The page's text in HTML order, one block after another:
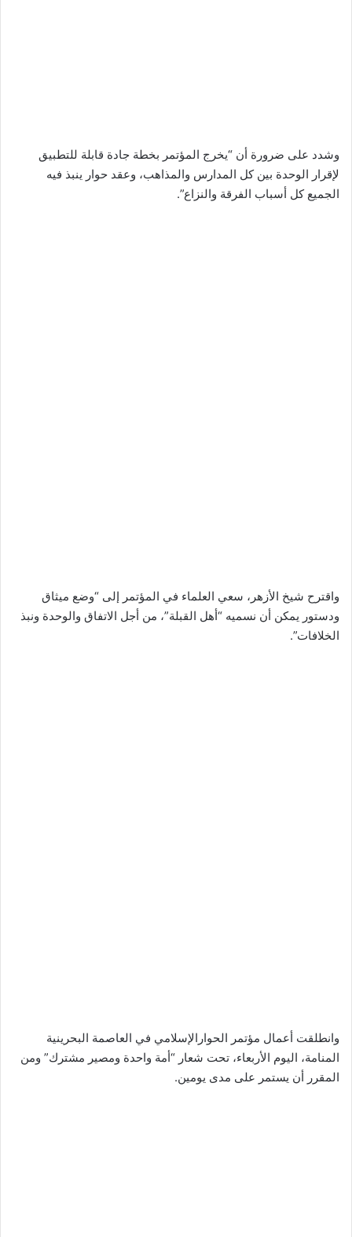
وشدد على ضرورة أن “يخرج المؤتمر بخطة جادة قابلة للتطبيق
لإقرار الوحدة بين كل المدارس والمذاهب، وعقد حوار ينبذ فيه
الجميع كل أسباب الفرقة والنزاع”.
واقترح شيخ الأزهر، سعي العلماء في المؤتمر إلى “وضع ميثاق
ودستور يمكن أن نسميه “أهل القبلة”، من أجل الاتفاق والوحدة ونبذ
الخلافات”.
وانطلقت أعمال مؤتمر الحوارالإسلامي في العاصمة البحرينية
المنامة، اليوم الأربعاء، تحت شعار “أمة واحدة ومصير مشترك” ومن
المقرر أن يستمر على مدى يومين.